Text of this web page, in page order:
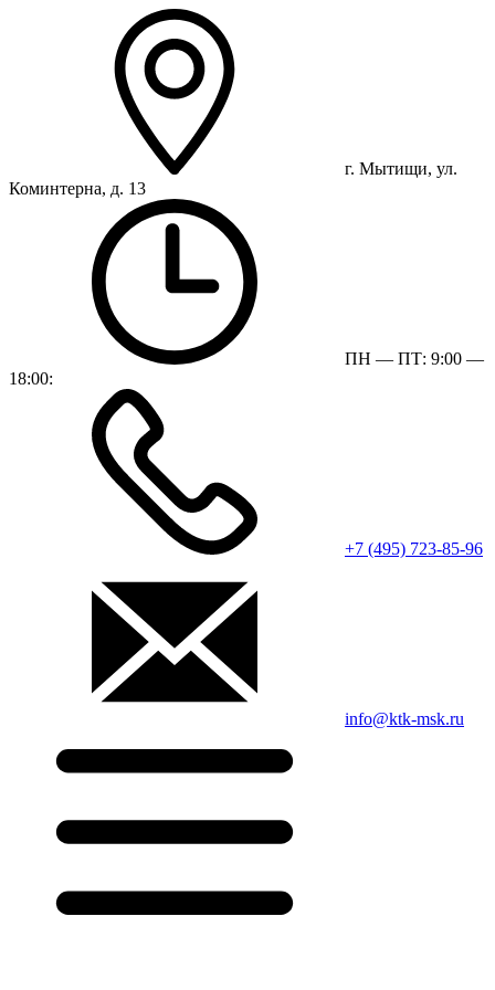
г. Мытищи, ул.
Коминтерна, д. 13
ПН — ПТ: 9:00 —
18:00:
+7 (495) 723-85-96
info@ktk-msk.ru